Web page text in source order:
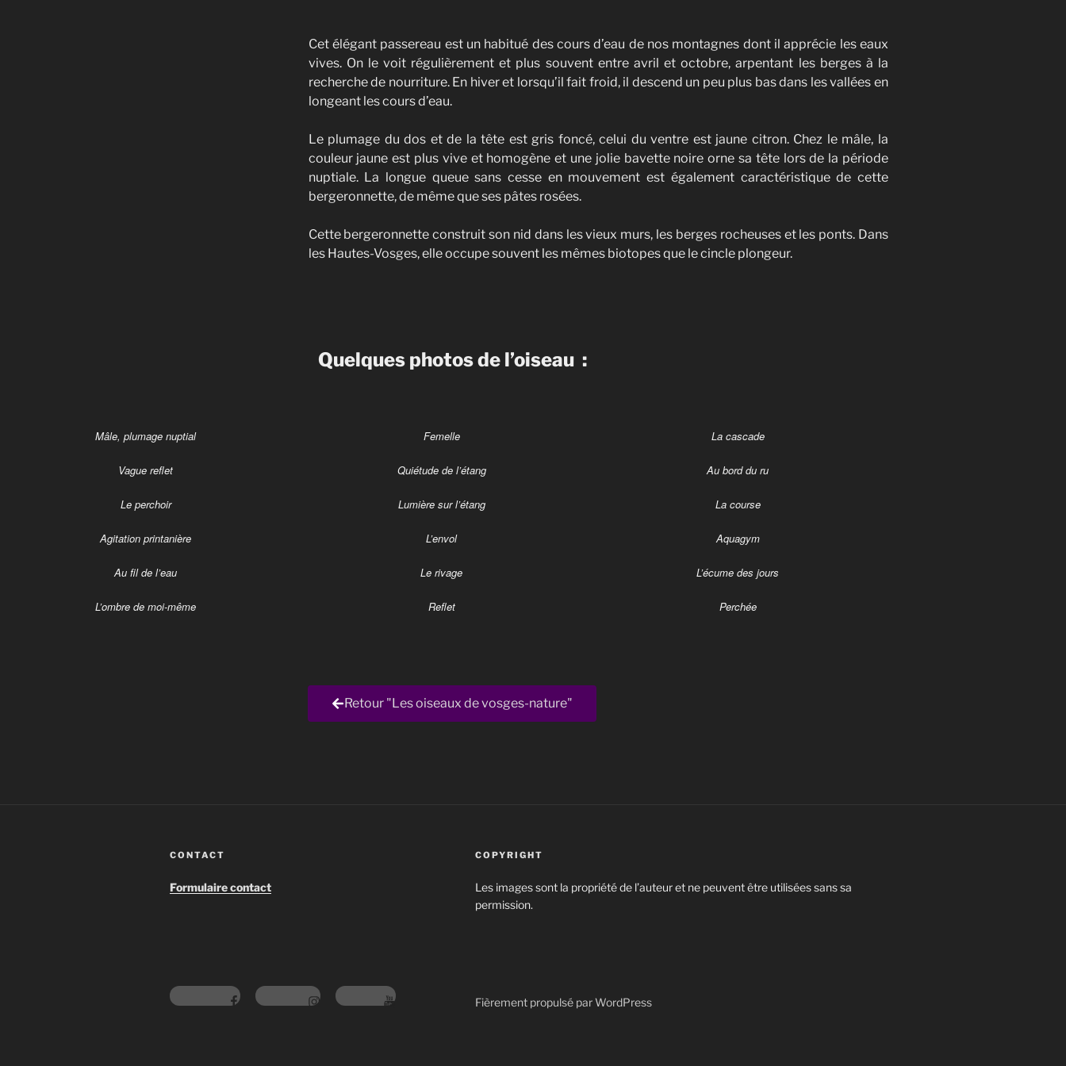
Cet élégant passereau est un habitué des cours d’eau de nos montagnes dont il apprécie les eaux
vives. On le voit régulièrement et plus souvent entre avril et octobre, arpentant les berges à la
recherche de nourriture. En hiver et lorsqu’il fait froid, il descend un peu plus bas dans les vallées en
longeant les cours d’eau.
Le plumage du dos et de la tête est gris foncé, celui du ventre est jaune citron. Chez le mâle, la
couleur jaune est plus vive et homogène et une jolie bavette noire orne sa tête lors de la période
nuptiale. La longue queue sans cesse en mouvement est également caractéristique de cette
bergeronnette, de même que ses pâtes rosées.
Cette bergeronnette construit son nid dans les vieux murs, les berges rocheuses et les ponts. Dans
les Hautes-Vosges, elle occupe souvent les mêmes biotopes que le cincle plongeur.
Quelques photos de l’oiseau :
Mâle, plumage nuptial Femelle La cascade
Vague reflet Quiétude de l’étang Au bord du ru
Le perchoir Lumière sur l’étang La course
Agitation printanière L’envol Aquagym
Au fil de l’eau Le rivage L’écume des jours
L’ombre de moi-même Reflet Perchée
Retour "Les oiseaux de vosges-nature"
CONTACT
Formulaire contact
COPYRIGHT
Les images sont la propriété de l’auteur et ne peuvent être utilisées sans sa
permission.
Fièrement propulsé par WordPress